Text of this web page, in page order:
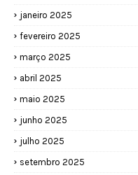
janeiro 2025
fevereiro 2025
março 2025
abril 2025
maio 2025
junho 2025
julho 2025
setembro 2025